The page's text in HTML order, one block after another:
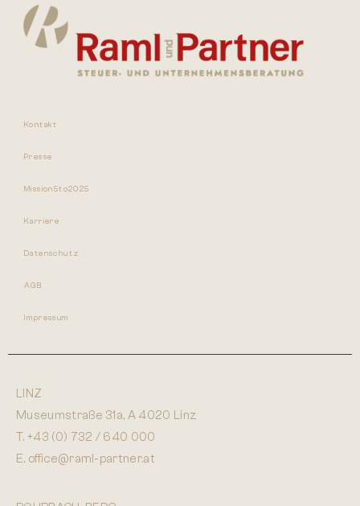
Kontakt
Presse
Mission5to2025
Karriere
Datenschutz
AGB
Impressum
LINZ
Museumstraße 31a, A 4020 Linz
T. +43 (0) 732 / 640 000
E. office@raml-partner.at